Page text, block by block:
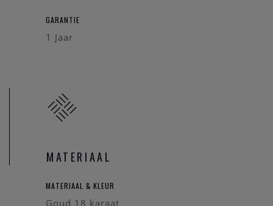
GARANTIE
1 Jaar
MATERIAAL
MATERIAAL & KLEUR
Goud 18 karaat